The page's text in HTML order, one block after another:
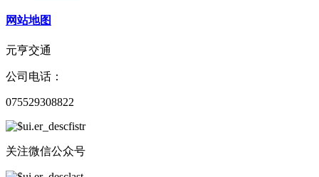
网站地图
元亨交通
公司电话：
075529308822
关注微信公众号